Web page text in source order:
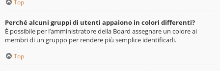
Top
Perché alcuni gruppi di utenti appaiono in colori differenti?
È possibile per l’amministratore della Board assegnare un colore ai
membri di un gruppo per rendere più semplice identificarli.
Top